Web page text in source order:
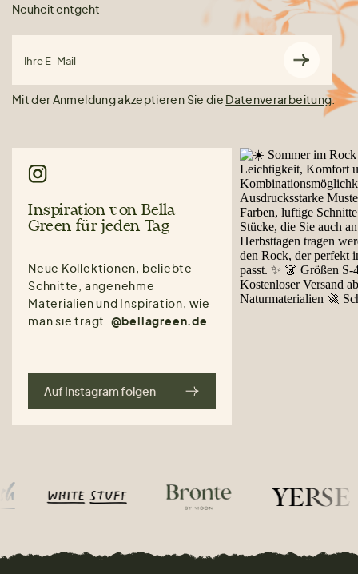
Neuheit entgeht
Ihre E-Mail
Mit der Anmeldung akzeptieren Sie die Datenverarbeitung.
Inspiration von Bella
Green für jeden Tag
Neue Kollektionen, beliebte
Schnitte, angenehme
Materialien und Inspiration, wie
man sie trägt. @bellagreen.de
Auf Instagram folgen